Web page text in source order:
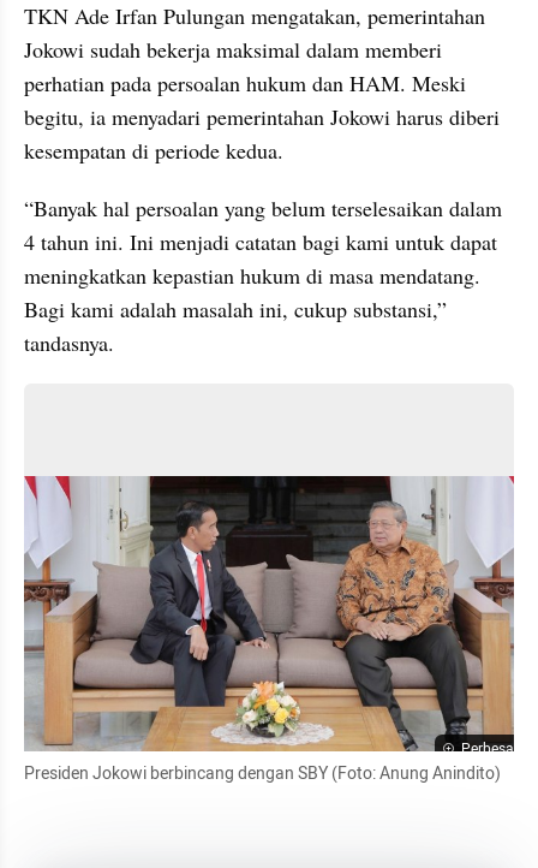
TKN Ade Irfan Pulungan mengatakan, pemerintahan
Jokowi sudah bekerja maksimal dalam memberi
perhatian pada persoalan hukum dan HAM. Meski
begitu, ia menyadari pemerintahan Jokowi harus diberi
kesempatan di periode kedua.
“Banyak hal persoalan yang belum terselesaikan dalam
4 tahun ini. Ini menjadi catatan bagi kami untuk dapat
meningkatkan kepastian hukum di masa mendatang.
Bagi kami adalah masalah ini, cukup substansi,”
tandasnya.
Perbesar
Presiden Jokowi berbincang dengan SBY (Foto: Anung Anindito)